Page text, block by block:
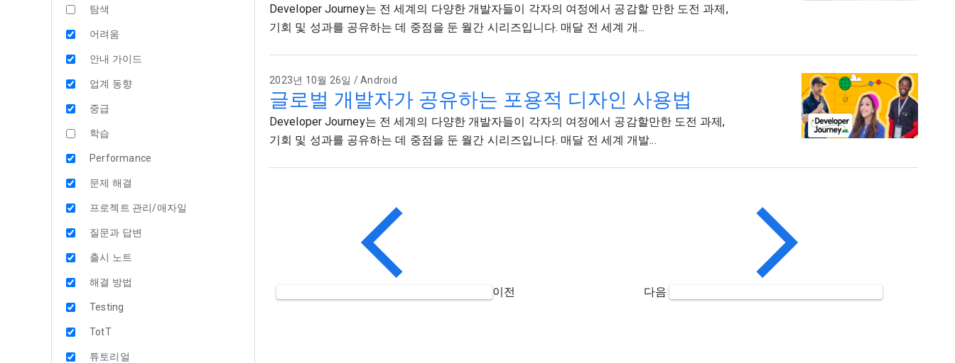
탐색
어려움
안내 가이드
업계 동향
중급
학습
Performance
문제 해결
프로젝트 관리/애자일
질문과 답변
출시 노트
해결 방법
Testing
TotT
튜토리얼
Developer Journey는 전 세계의 다양한 개발자들이 각자의 여정에서 공감할 만한 도전 과제,
기회 및 성과를 공유하는 데 중점을 둔 월간 시리즈입니다. 매달 전 세계 개...
2023년 10월 26일 / Android
글로벌 개발자가 공유하는 포용적 디자인 사용법
Developer Journey는 전 세계의 다양한 개발자들이 각자의 여정에서 공감할만한 도전 과제,
기회 및 성과를 공유하는 데 중점을 둔 월간 시리즈입니다. 매달 전 세계 개발...
이전 다음